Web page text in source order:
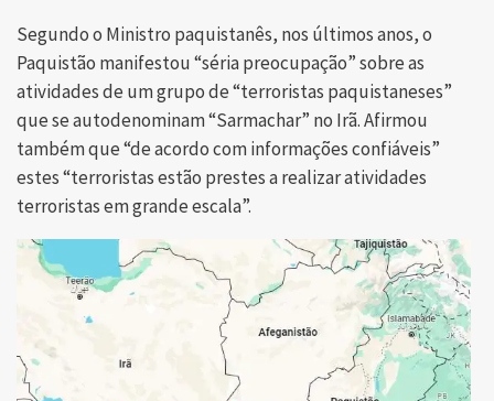
Segundo o Ministro paquistanês, nos últimos anos, o
Paquistão manifestou “séria preocupação” sobre as
atividades de um grupo de “terroristas paquistaneses”
que se autodenominam “Sarmachar” no Irã. Afirmou
também que “de acordo com informações confiáveis”
estes “terroristas estão prestes a realizar atividades
terroristas em grande escala”.